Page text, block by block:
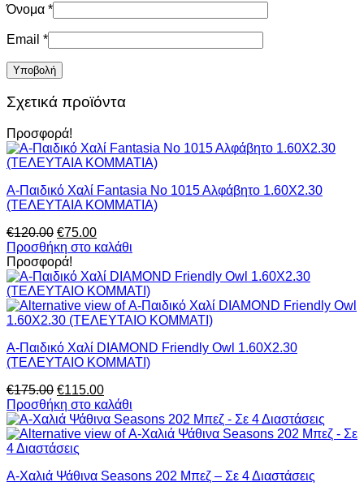
Όνομα *
Email *
Σχετικά προϊόντα
Προσφορά!
Α-Παιδικό Χαλί Fantasia Νο 1015 Αλφάβητο 1.60Χ2.30
(ΤΕΛΕΥΤΑΙΑ ΚΟΜΜΑΤΙΑ)
€120.00 Original
price
was:
€120.00.
€75.00Η
τρέχουσα
είναι:
€75.00.
Προσθήκη στο καλάθι
Προσφορά!
Α-Παιδικό Χαλί DIAMOND Friendly Owl 1.60X2.30
(ΤΕΛΕΥΤΑΙΟ ΚΟΜΜΑΤΙ)
€175.00 Original
price
was:
€175.00.
€115.00Η
τρέχουσα
τιμή
είναι:
Προσθήκη στο καλάθι
Α-Χαλιά Ψάθινα Seasons 202 Μπεζ – Σε 4 Διαστάσεις